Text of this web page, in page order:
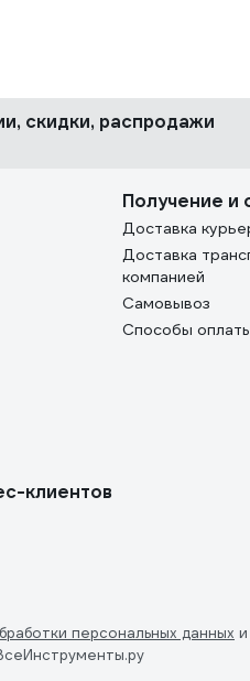
скидки, распродажи
Получение и
Доставка
Доставка
компанией
Самовывоз
Способы
клиентов
персональных данных и